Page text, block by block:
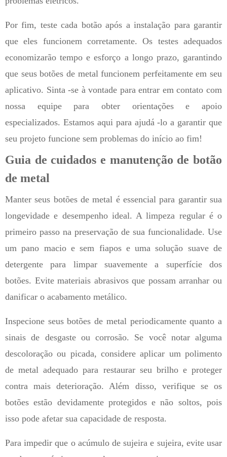
Por fim, teste cada botão após a instalação para garantir
que eles funcionem corretamente. Os testes adequados
economizarão tempo e esforço a longo prazo, garantindo
que seus botões de metal funcionem perfeitamente em seu
aplicativo. Sinta -se à vontade para entrar em contato com
nossa equipe para obter orientações e apoio
especializados. Estamos aqui para ajudá -lo a garantir que
seu projeto funcione sem problemas do início ao fim!
Guia de cuidados e manutenção de botão
de metal
Manter seus botões de metal é essencial para garantir sua
longevidade e desempenho ideal. A limpeza regular é o
primeiro passo na preservação de sua funcionalidade. Use
um pano macio e sem fiapos e uma solução suave de
detergente para limpar suavemente a superfície dos
botões. Evite materiais abrasivos que possam arranhar ou
danificar o acabamento metálico.
Inspecione seus botões de metal periodicamente quanto a
sinais de desgaste ou corrosão. Se você notar alguma
descoloração ou picada, considere aplicar um polimento
de metal adequado para restaurar seu brilho e proteger
contra mais deterioração. Além disso, verifique se os
botões estão devidamente protegidos e não soltos, pois
isso pode afetar sua capacidade de resposta.
Para impedir que o acúmulo de sujeira e sujeira, evite usar